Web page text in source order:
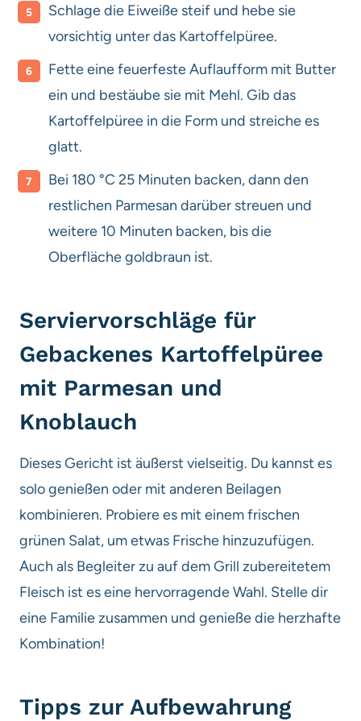
Schlage die Eiweiße steif und hebe sie
vorsichtig unter das Kartoffelpüree.
Fette eine feuerfeste Auflaufform mit Butter
ein und bestäube sie mit Mehl. Gib das
Kartoffelpüree in die Form und streiche es
glatt.
Bei 180 °C 25 Minuten backen, dann den
restlichen Parmesan darüber streuen und
weitere 10 Minuten backen, bis die
Oberfläche goldbraun ist.
Serviervorschläge für
Gebackenes Kartoffelpüree
mit Parmesan und
Knoblauch
Dieses Gericht ist äußerst vielseitig. Du kannst es
solo genießen oder mit anderen Beilagen
kombinieren. Probiere es mit einem frischen
grünen Salat, um etwas Frische hinzuzufügen.
Auch als Begleiter zu auf dem Grill zubereitetem
Fleisch ist es eine hervorragende Wahl. Stelle dir
eine Familie zusammen und genieße die herzhafte
Kombination!
Tipps zur Aufbewahrung